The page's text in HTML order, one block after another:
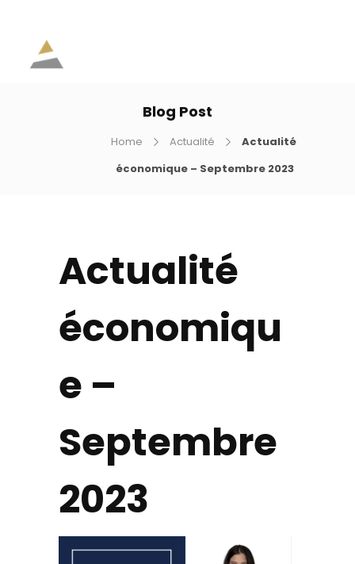
Blog Post
Home Actualité
Actualité
économique – Septembre 2023
Actualité
économiqu
e –
Septembre
2023